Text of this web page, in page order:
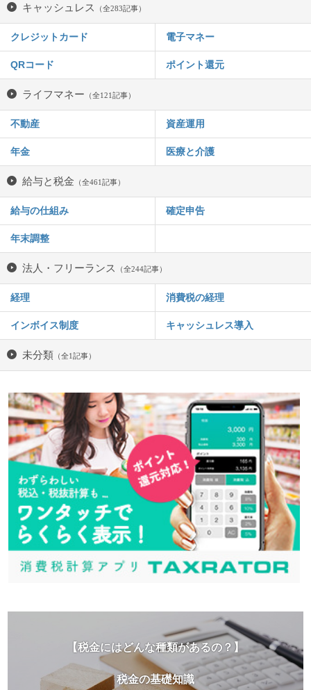
キャッシュレス （全283記事）
クレジットカード 電子マネー
QRコード ポイント還元
ライフマネー （全121記事）
不動産 資産運用
年金 医療と介護
給与と税金 （全461記事）
給与の仕組み 確定申告
年末調整
法人・フリーランス （全244記事）
経理 消費税の経理
インボイス制度 キャッシュレス導入
未分類 （全1記事）
【税金にはどんな種類があるの？】
税金の基礎知識